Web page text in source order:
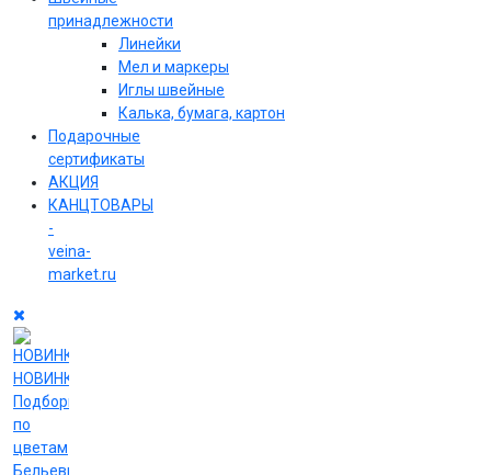
принадлежности
Линейки
Мел и маркеры
Иглы швейные
Калька, бумага, картон
Подарочные
сертификаты
АКЦИЯ
КАНЦТОВАРЫ
-
veina-
market.ru
НОВИНКИ
Подборки
по
цветам
Бельевые